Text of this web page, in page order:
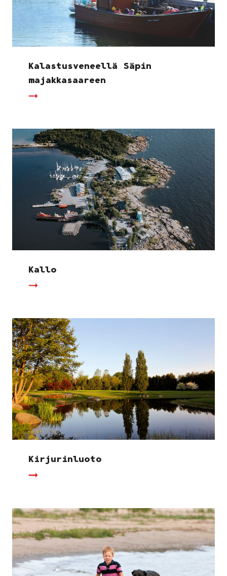
Kalastusveneellä Säpin
majakkasaareen
Kallo
Kirjurinluoto